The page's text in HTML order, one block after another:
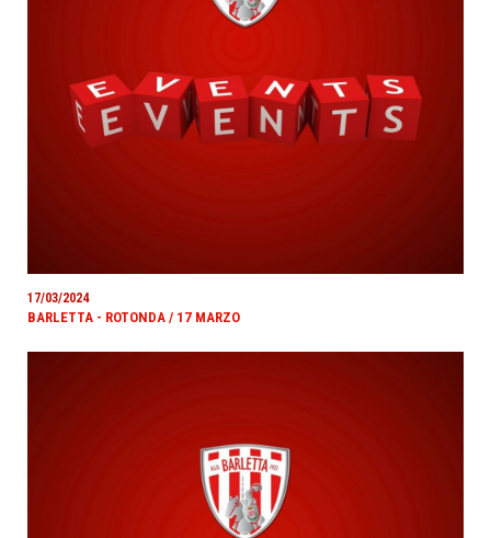
17/03/2024
BARLETTA - ROTONDA / 17 MARZO